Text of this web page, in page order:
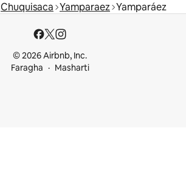
Chuquisaca Yamparaez Yamparáez
© 2026 Airbnb, Inc.
Faragha
Masharti